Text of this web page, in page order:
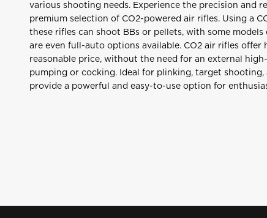
various shooting needs. Experience the precision and
premium selection of CO2-powered air rifles. Using a
these rifles can shoot BBs or pellets, with some
are even full-auto options available. CO2 air rifles offer
reasonable price, without the need for an external
pumping or cocking. Ideal for plinking, target shooting,
provide a powerful and easy-to-use option for